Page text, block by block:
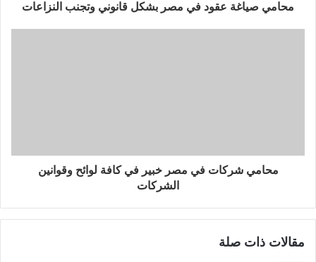
محامي صياغة عقود في مصر بشكل قانوني وتجنب النزاعات
محامي شركات في مصر خبير في كافة لوائح وقوانين
الشركات
مقالات ذات صلة